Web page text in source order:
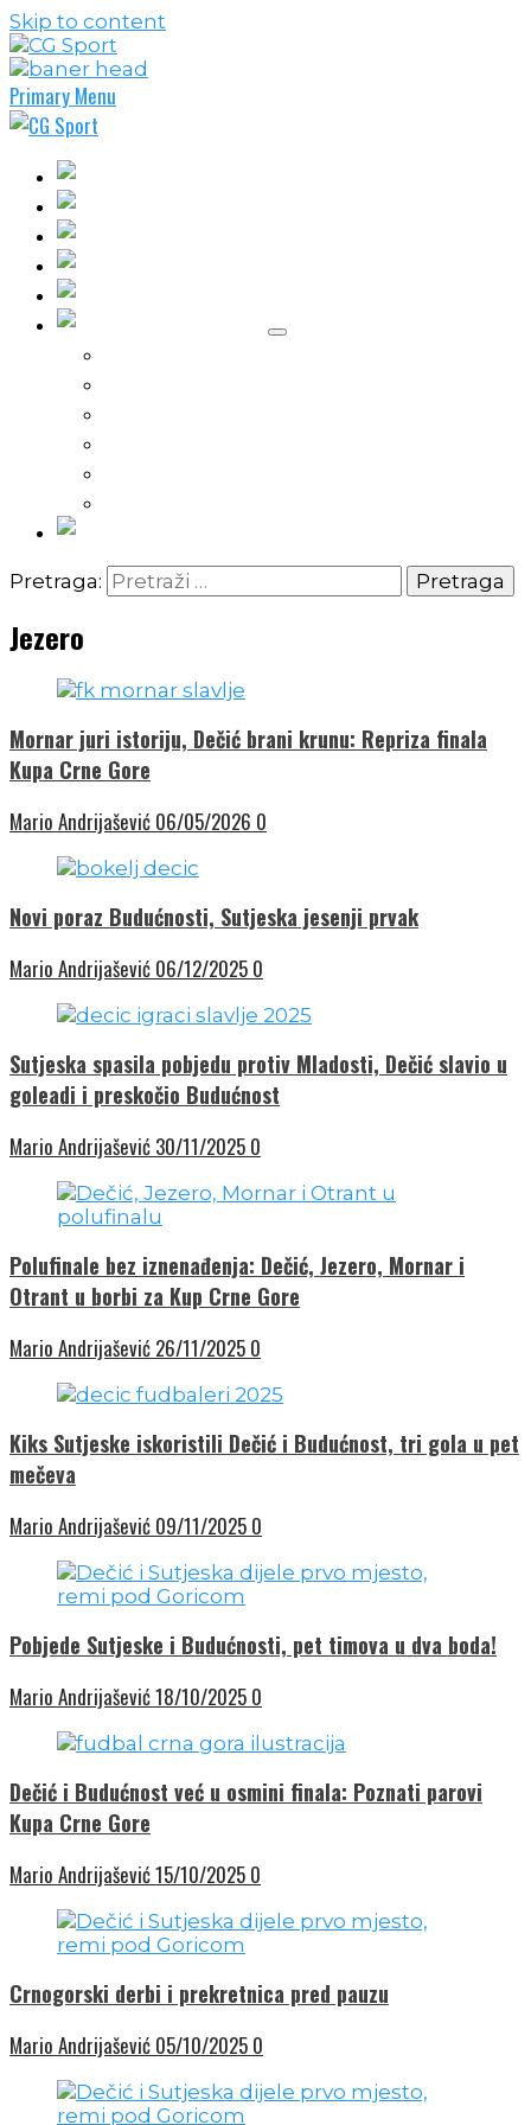
Skip to content
Primary Menu
Pretraga:
Jezero
Mornar juri istoriju, Dečić brani krunu: Repriza finala
Kupa Crne Gore
Mario Andrijašević 06/05/2026 0
Novi poraz Budućnosti, Sutjeska jesenji prvak
Mario Andrijašević 06/12/2025 0
Sutjeska spasila pobjedu protiv Mladosti, Dečić slavio u
goleadi i preskočio Budućnost
Mario Andrijašević 30/11/2025 0
Polufinale bez iznenađenja: Dečić, Jezero, Mornar i
Otrant u borbi za Kup Crne Gore
Mario Andrijašević 26/11/2025 0
Kiks Sutjeske iskoristili Dečić i Budućnost, tri gola u pet
mečeva
Mario Andrijašević 09/11/2025 0
Pobjede Sutjeske i Budućnosti, pet timova u dva boda!
Mario Andrijašević18/10/2025 0
Dečić i Budućnost već u osmini finala: Poznati parovi
Kupa Crne Gore
Mario Andrijašević15/10/2025 0
Crnogorski derbi i prekretnica pred pauzu
Mario Andrijašević 05/10/2025 0